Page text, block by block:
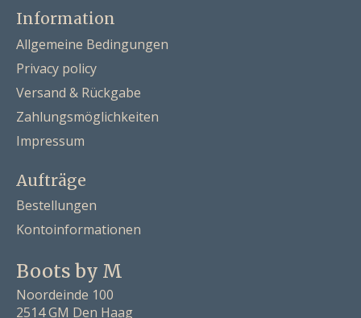
Information
Allgemeine Bedingungen
Privacy policy
Versand & Rückgabe
Zahlungsmöglichkeiten
Impressum
Aufträge
Bestellungen
Kontoinformationen
Boots by M
Noordeinde 100
2514 GM Den Haag